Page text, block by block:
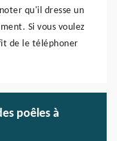
qu'il dresse un
Si vous voulez
de le téléphoner
poêles à